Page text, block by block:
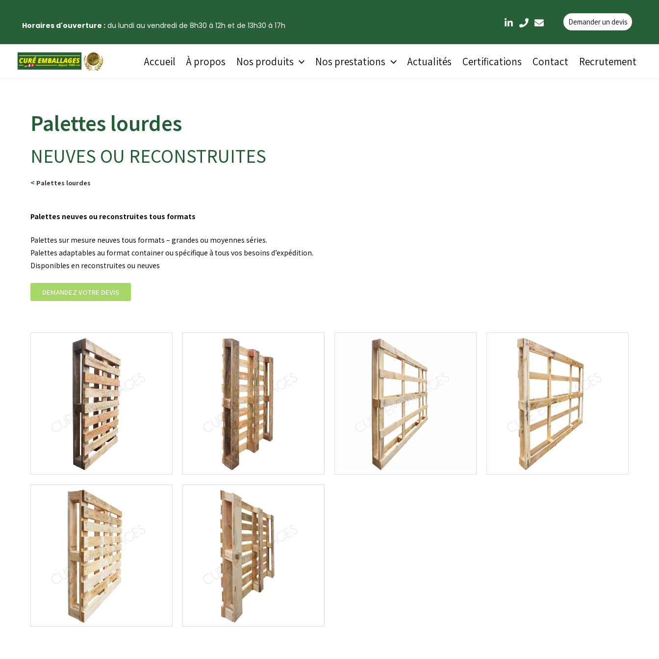
Horaires d'ouverture : du lundi au vendredi de 8h30 à 12h et de 13h30 à 17h Demander un devis
Accueil À propos Nos produits Nos prestations Actualités Certifications Contact Recrutement
Palettes lourdes
NEUVES OU RECONSTRUITES
< Palettes lourdes
Palettes neuves ou reconstruites tous formats
Palettes sur mesure neuves tous formats – grandes ou moyennes séries.
Palettes adaptables au format container ou spécifique à tous vos besoins d’expédition.
Disponibles en reconstruites ou neuves
DEMANDEZ VOTRE DEVIS